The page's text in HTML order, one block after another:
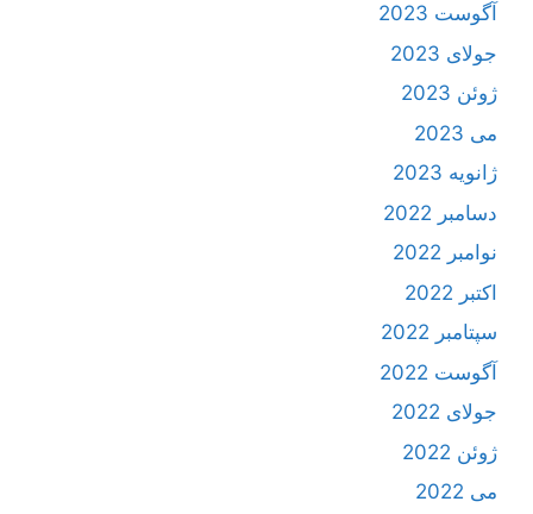
آگوست 2023
جولای 2023
ژوئن 2023
می 2023
ژانویه 2023
دسامبر 2022
نوامبر 2022
اکتبر 2022
سپتامبر 2022
آگوست 2022
جولای 2022
ژوئن 2022
می 2022